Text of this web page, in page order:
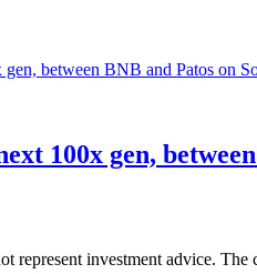
100x gen,
represent investment advice.